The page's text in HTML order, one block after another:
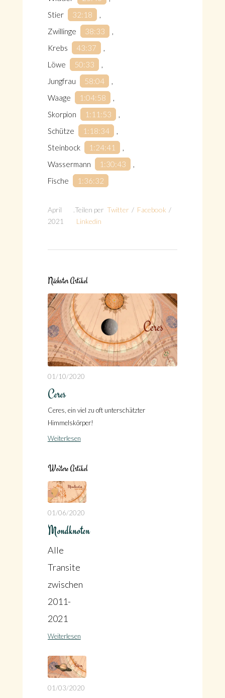
Stier
32:18
​,
Zwillinge
38:33
​,
Krebs
43:37
​,
Löwe
50:33
​,
Jungfrau
58:04
​,
Waage
1:04:58
​,
Skorpion
1:11:53
​,
Schütze
1:18:34
​,
Steinbock
1:24:41
​,
Wassermann
1:30:43
​,
Fische
1:36:32
April
2021
.Teilen per Twitter / Facebook /
Linkedin
Nächster Artikel
01/10/2020
Ceres
Ceres, ein viel zu oft unterschätzter
Himmelskörper!
Weiterlesen
Weitere Artikel
01/06/2020
Mondknoten
Alle
Transite
zwischen
2011-
2021
Weiterlesen
01/03/2020